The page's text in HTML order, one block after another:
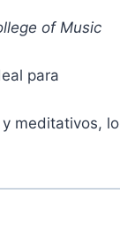
of Music
para
meditativos, lo